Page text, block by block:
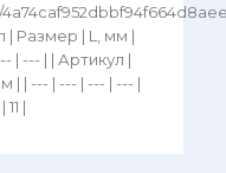
| Размер | L, мм |
| --- | | Артикул |
| | --- | --- | --- | --- |
|